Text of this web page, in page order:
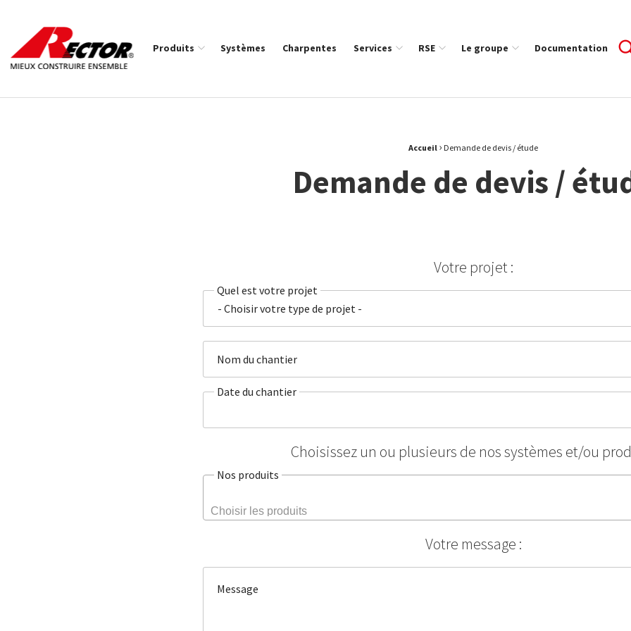
Rector Mieux construire ensemble
Produits Systèmes Charpentes Services RSE Le groupe Documentation
Accueil › Demande de devis / étude
Demande de devis /
Votre projet :
Quel est votre projet
Nom du chantier
Date du chantier
Choisissez un ou plusieurs de nos systèmes et/ou
Nos produits
Votre message :
Message